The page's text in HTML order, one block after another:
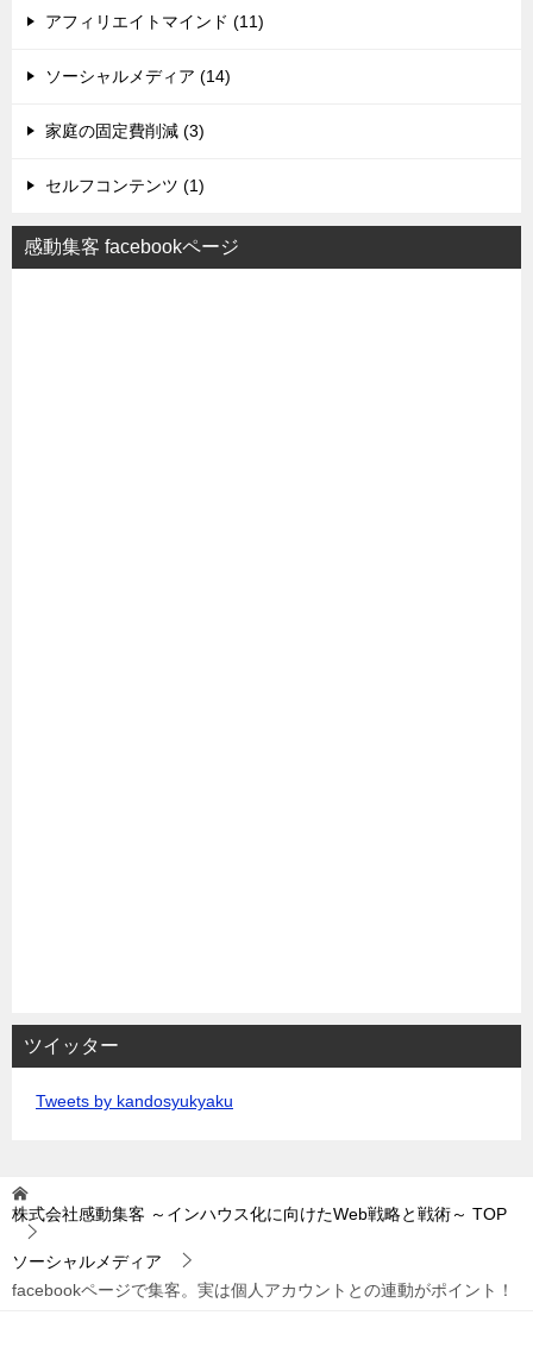
アフィリエイトマインド (11)
ソーシャルメディア (14)
家庭の固定費削減 (3)
セルフコンテンツ (1)
感動集客 facebookページ
ツイッター
Tweets by kandosyukyaku
株式会社感動集客 ～インハウス化に向けたWeb戦略と戦術～ TOP
ソーシャルメディア
facebookページで集客。実は個人アカウントとの連動がポイント！